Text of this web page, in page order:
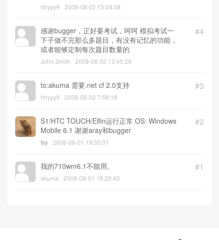
hhyyy9 2008-08-02 15:04:58
#4
感谢bugger，正好要考试，呵呵 模拟考试一
下子做不完那么多题目，有没有记忆的功能，
或者能够定制每次题目数量的
John.Smith 2008-08-02 13:45:29
#3
to:akuma 需要.net cf 2.0支持
hhyyy9 2008-08-02 7:58:18
#2
S1/HTC TOUCH/Elfin运行正常 OS: Windows
Mobile 6.1 谢谢aray和bugger
fsy 2008-08-01 19:35:01
#1
我的710wm6.1不能用。
akuma 2008-08-01 18:29:40